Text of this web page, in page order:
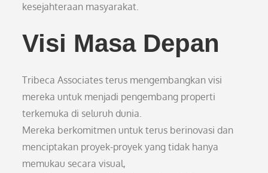
kesejahteraan masyarakat.
Visi Masa Depan
Tribeca Associates terus mengembangkan visi
mereka untuk menjadi pengembang properti
terkemuka di seluruh dunia.
Mereka berkomitmen untuk terus berinovasi dan
menciptakan proyek-proyek yang tidak hanya
memukau secara visual,